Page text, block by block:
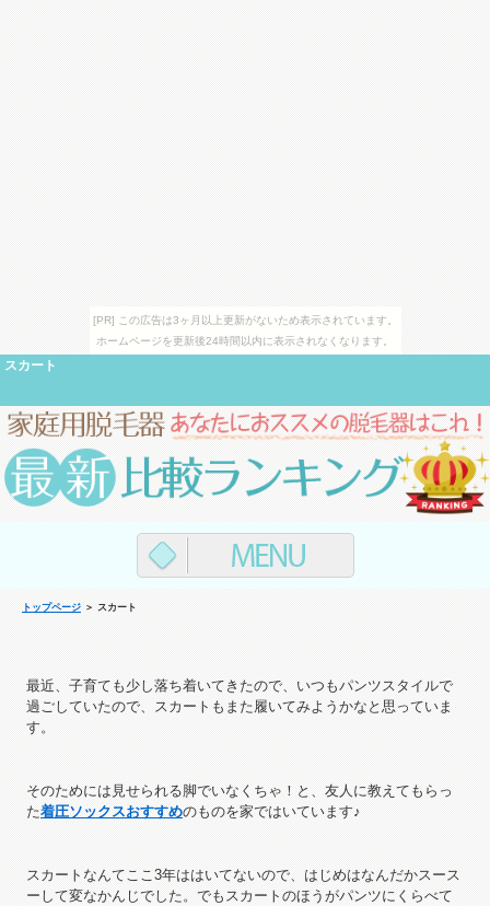
[PR] この広告は3ヶ月以上更新がないため表示されています。
ホームページを更新後24時間以内に表示されなくなります。
スカート
トップページ ＞ スカート
最近、子育ても少し落ち着いてきたので、いつもパンツスタイルで
過ごしていたので、スカートもまた履いてみようかなと思っていま
す。
そのためには見せられる脚でいなくちゃ！と、友人に教えてもらっ
た着圧ソックスおすすめのものを家ではいています♪
スカートなんてここ3年ははいてないので、はじめはなんだかスース
ーして変なかんじでした。でもスカートのほうがパンツにくらべて